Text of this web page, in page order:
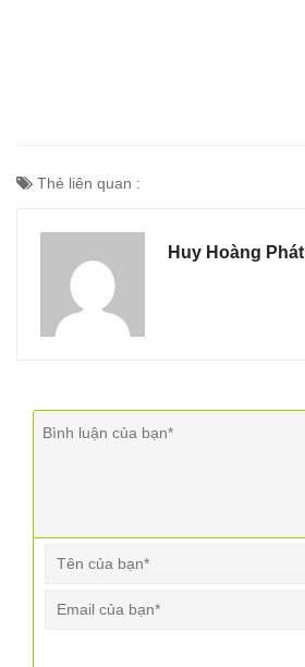
Thẻ liên quan :
Huy Hoàng Phát